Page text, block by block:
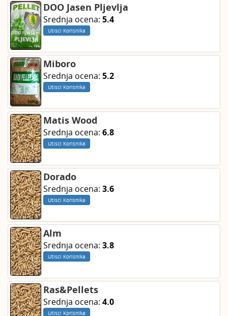
DOO Jasen Pljevlja
Srednja ocena: 5.4
Utisci Korisnika
Miboro
Srednja ocena: 5.2
Utisci Korisnika
Matis Wood
Srednja ocena: 6.8
Utisci Korisnika
Dorado
Srednja ocena: 3.6
Utisci Korisnika
Alm
Srednja ocena: 3.8
Utisci Korisnika
Ras&Pellets
Srednja ocena: 4.0
Utisci Korisnika